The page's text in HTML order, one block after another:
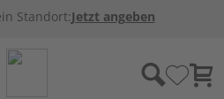
Standort:Jetzt angeben